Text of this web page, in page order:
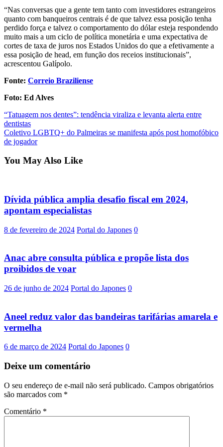
“Nas conversas que a gente tem tanto com investidores estrangeiros
quanto com banqueiros centrais é de que talvez essa posição tenha
perdido força e talvez o comportamento do dólar esteja respondendo
muito mais a um ciclo de política monetária e uma expectativa de
cortes de taxa de juros nos Estados Unidos do que a efetivamente a
essa posição de head, em função dos receios institucionais”,
acrescentou Galípolo.
Fonte: Correio Braziliense
Foto: Ed Alves
Post
navigation
“Tatuagem nos dentes”: tendência viraliza e levanta alerta entre
dentistas
Coletivo LGBTQ+ do Palmeiras se manifesta após post homofóbico
de jogador
You May Also Like
Dívida pública amplia desafio fiscal em 2024,
apontam especialistas
8 de fevereiro de 2024 Portal do Japones 0
Anac abre consulta pública e propõe lista dos
proibidos de voar
26 de junho de 2024 Portal do Japones 0
Aneel reduz valor das bandeiras tarifárias amarela e
vermelha
6 de março de 2024 Portal do Japones 0
Deixe um comentário
O seu endereço de e-mail não será publicado. Campos obrigatórios
são marcados com *
Comentário *